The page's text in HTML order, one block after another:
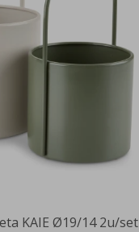
KAIE Ø19/14 2u/set